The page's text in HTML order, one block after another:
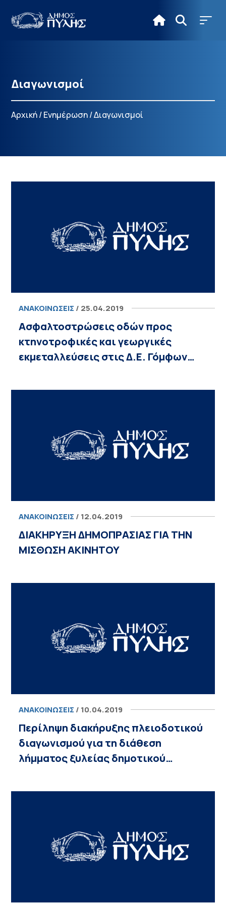
Διαγωνισμοί
Αρχική/Ενημέρωση/Διαγωνισμοί
ΑΝΑΚΟΙΝΏΣΕΙΣ / 25.04.2019
Ασφαλτοστρώσεις οδών προς
κτηνοτροφικές και γεωργικές
εκμεταλλεύσεις στις Δ.Ε. Γόμφων…
ΑΝΑΚΟΙΝΏΣΕΙΣ / 12.04.2019
ΔΙΑΚΗΡΥΞΗ ΔΗΜΟΠΡΑΣΙΑΣ ΓΙΑ ΤΗΝ
ΜΙΣΘΩΣΗ ΑΚΙΝΗΤΟΥ
ΑΝΑΚΟΙΝΏΣΕΙΣ / 10.04.2019
Περίληψη διακήρυξης πλειοδοτικού
διαγωνισμού για τη διάθεση
λήμματος ξυλείας δημοτικού…